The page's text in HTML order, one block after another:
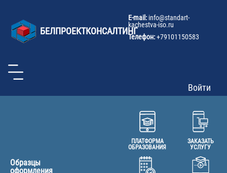
основному
содержаниюБЕЛПРОЕКТКОНСАЛТИНГ
E-mail: info@standart-
kachestva-iso.ru
Телефон:+79101150583
Войти
Образцы
оформления
ПЛАТФОРМА
ОБРАЗОВАНИЯ
ЗАКАЗАТЬ
УСЛУГУ